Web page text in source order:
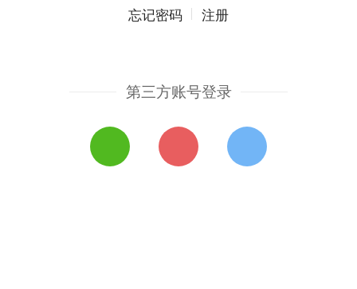
忘记密码 注册
第三方账号登录